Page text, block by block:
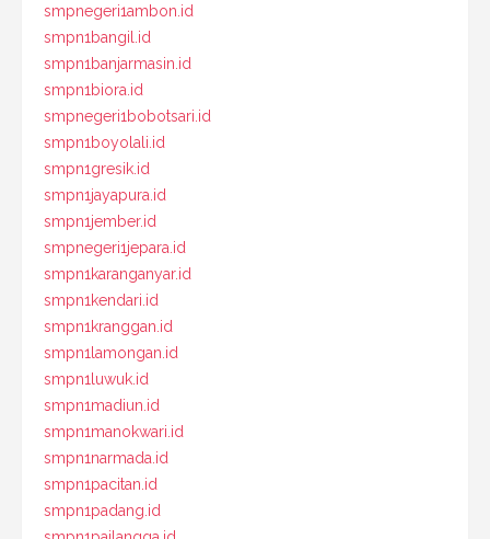
smpnegeri1ambon.id
smpn1bangil.id
smpn1banjarmasin.id
smpn1biora.id
smpnegeri1bobotsari.id
smpn1boyolali.id
smpn1gresik.id
smpn1jayapura.id
smpn1jember.id
smpnegeri1jepara.id
smpn1karanganyar.id
smpn1kendari.id
smpn1kranggan.id
smpn1lamongan.id
smpn1luwuk.id
smpn1madiun.id
smpn1manokwari.id
smpn1narmada.id
smpn1pacitan.id
smpn1padang.id